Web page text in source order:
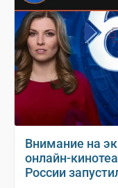
Внимание на
онлайн-
России